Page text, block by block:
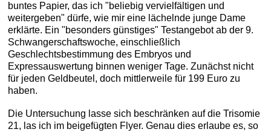
buntes Papier, das ich "beliebig vervielfältigen und
weitergeben" dürfe, wie mir eine lächelnde junge Dame
erklärte. Ein "besonders günstiges" Testangebot ab der 9.
Schwangerschaftswoche, einschließlich
Geschlechtsbestimmung des Embryos und
Expressauswertung binnen weniger Tage. Zunächst nicht
für jeden Geldbeutel, doch mittlerweile für 199 Euro zu
haben.
Die Untersuchung lasse sich beschränken auf die Trisomie
21, las ich im beigefügten Flyer. Genau dies erlaube es, so